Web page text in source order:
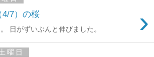
7）の桜 ›
日がずいぶんと伸びました。
曜日